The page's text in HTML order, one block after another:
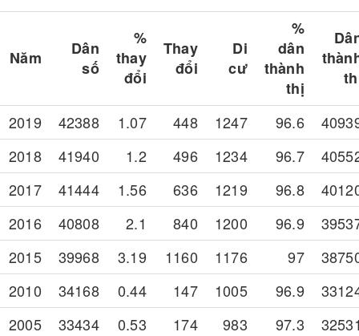
Năm
Dân
số
%
thay
đổi
Thay
đổi
Di
cư
%
dân
thành
thị
2019 42388 1.07 448 1247 96.6
2018
41940 1.2 496 1234 96.7
2017
41444 1.56 636 1219 96.8
2016
40808 2.1 840 1200 96.9
2015
39968 3.19 1160 1176 97
2010
34168 0.44 147 1005 96.9
2005
33434 0.53 174 983 97.3